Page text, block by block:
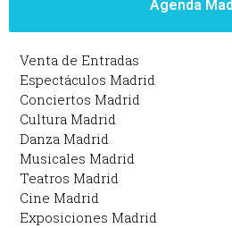
Agenda
Venta de Entradas
Espectáculos Madrid
Conciertos Madrid
Cultura Madrid
Danza Madrid
Musicales Madrid
Teatros Madrid
Cine Madrid
Exposiciones Madrid